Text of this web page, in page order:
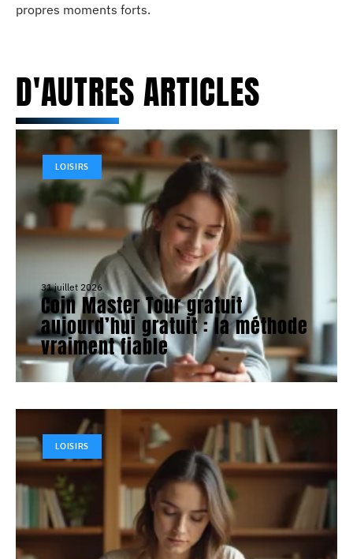
propres moments forts.
D'AUTRES ARTICLES
LOISIRS
31 juillet 2026
Coin Master Tour gratuit
aujourd’hui gratuit : la méthode
vraiment fiable
LOISIRS